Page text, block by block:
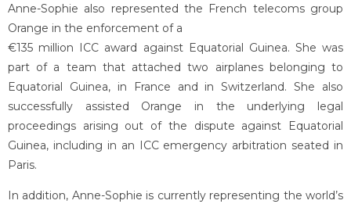
Anne-Sophie also represented the French telecoms group
Orange in the enforcement of a
€135 million ICC award against Equatorial Guinea. She was
part of a team that attached two airplanes belonging to
Equatorial Guinea, in France and in Switzerland. She also
successfully assisted Orange in the underlying legal
proceedings arising out of the dispute against Equatorial
Guinea, including in an ICC emergency arbitration seated in
Paris.
In addition, Anne-Sophie is currently representing the world’s